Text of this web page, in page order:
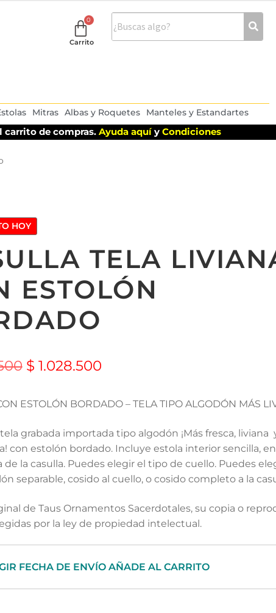
Carrito
Mitras Albas y Roquetes Manteles y Estandartes
carrito de compras. Ayuda aquí y Condiciones
HOY
TELA
ESTOLÓN
$ 1.028.500
ESTOLÓN BORDADO – TELA TIPO ALGODÓN MÁS
grabada importada tipo algodón ¡Más fresca, liviana
con estolón bordado. Incluye estola interior sencilla,
de la casulla. Puedes elegir el tipo de cuello. Puedes
separable, cosido al cuello, o cosido completo a la
de Taus Ornamentos Sacerdotales, su copia o
por la ley de propiedad intelectual.
FECHA DE ENVÍO AÑADE AL CARRITO